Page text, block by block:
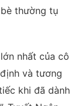
thường tụ
nhất của cô
và tương
khi đã dành